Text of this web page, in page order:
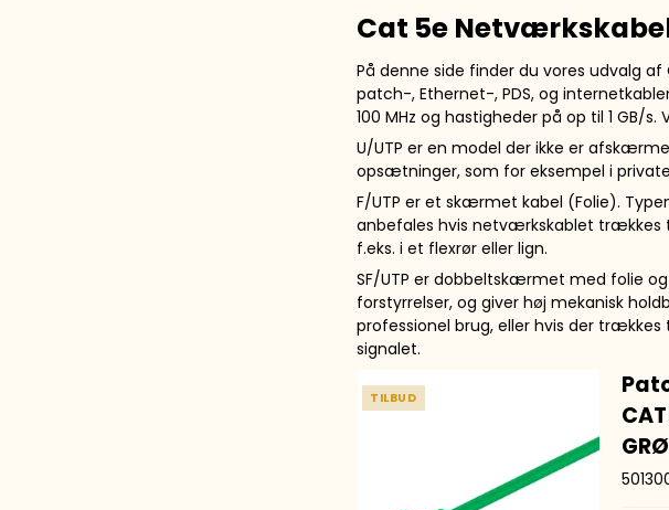
Cat 5e
På denne side finder du vores udvalg
patch-, Ethernet-, PDS, og
100 MHz og hastigheder på op til 1 GB/s.
U/UTP er en model der ikke er
opsætninger, som for eksempel i
F/UTP er et skærmet kabel (Folie).
anbefales hvis netværkskablet trækkes
f.eks. i et flexrør eller lign.
SF/UTP er dobbeltskærmet med folie
forstyrrelser, og giver høj mekanisk
professionel brug, eller hvis der
signalet.
TILBUD